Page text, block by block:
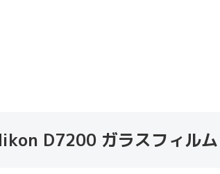
D7200 ガラスフィルム